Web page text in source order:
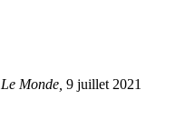
Le Monde, 9 juillet 2021